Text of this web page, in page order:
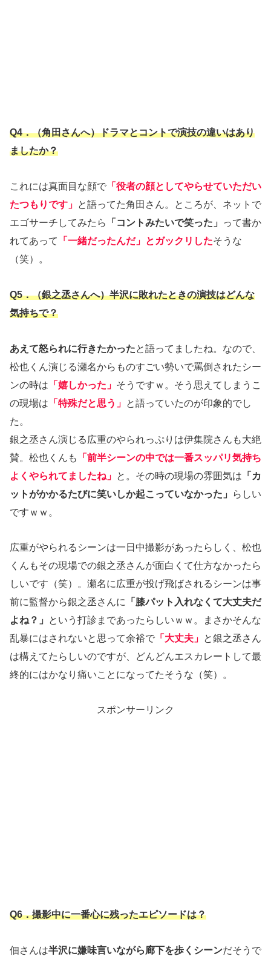
Q4．（角田さんへ）ドラマとコントで演技の違いはあり
ましたか？
これには真面目な顔で 「役者の顔としてやらせていただい
たつもりです」 と語ってた角田さん。ところが、ネットで
エゴサーチしてみたら
「コントみたいで笑った」
って書か
れてあって
「一緒だったんだ」とガックリしたそうな
（笑）。
Q5．（銀之丞さんへ）半沢に敗れたときの演技はどんな
気持ちで？
あえて怒られに行きたかったと語ってましたね。なので、
松也くん演じる瀬名からものすごい勢いで罵倒されたシー
ンの時は 「嬉しかった」 そうですｗ。そう思えてしまうこ
の現場は 「特殊だと思う」 と語っていたのが印象的でし
た。
銀之丞さん演じる広重のやられっぷりは伊集院さんも大絶
賛。松也くんも
「前半シーンの中では一番スッパリ気持ち
よくやられてましたね」 と。その時の現場の雰囲気は 「カ
ットがかかるたびに笑いしか起こっていなかった」
らしい
ですｗｗ。
広重がやられるシーンは一日中撮影があったらしく、松也
くんもその現場での銀之丞さんが面白くて仕方なかったら
しいです（笑）。瀬名に広重が投げ飛ばされるシーンは事
前に監督から銀之丞さんに
「膝パット入れなくて大丈夫だ
よね？」
という打診まであったらしいｗｗ。まさかそんな
乱暴にはされないと思って余裕で 「大丈夫」 と銀之丞さん
は構えてたらしいのですが、どんどんエスカレートして最
終的にはかなり痛いことになってたそうな（笑）。
スポンサーリンク
Q6．撮影中に一番心に残ったエピソードは？
佃さんは半沢に嫌味言いながら廊下を歩くシーンだそうで